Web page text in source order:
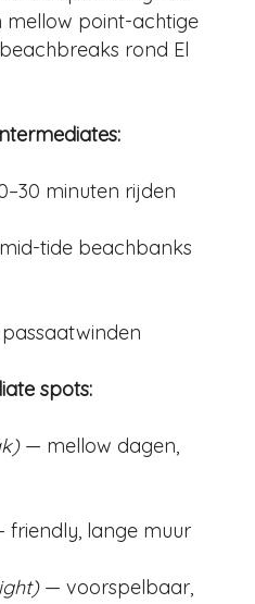
mellow point-achtige
rond El
minuten rijden
tide beachbanks
spots:
— mellow dagen,
lange muur
— voorspelbaar,